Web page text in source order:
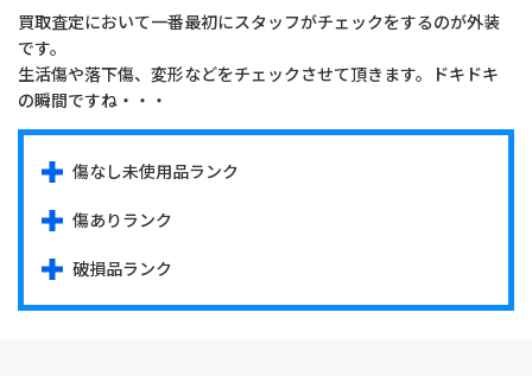
買取査定において一番最初にスタッフがチェックをするのが外装
です。
生活傷や落下傷、変形などをチェックさせて頂きます。ドキドキ
の瞬間ですね・・・
傷なし未使用品ランク
傷ありランク
破損品ランク